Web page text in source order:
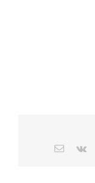
Pinterest
Vk
Email